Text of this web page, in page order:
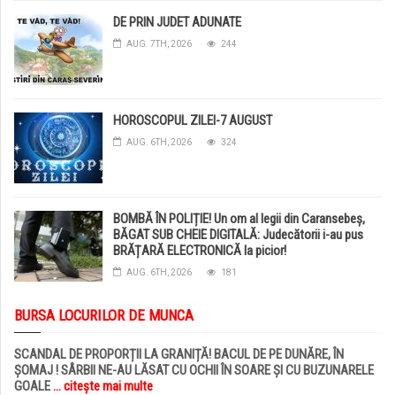
DE PRIN JUDET ADUNATE
AUG. 7TH, 2026 244
HOROSCOPUL ZILEI-7 AUGUST
AUG. 6TH, 2026 324
BOMBĂ ÎN POLIȚIE! Un om al legii din Caransebeș,
BĂGAT SUB CHEIE DIGITALĂ: Judecătorii i-au pus
BRĂȚARĂ ELECTRONICĂ la picior!
AUG. 6TH, 2026 181
BURSA LOCURILOR DE MUNCA
SCANDAL DE PROPORȚII LA GRANIȚĂ! BACUL DE PE DUNĂRE, ÎN
ȘOMAJ ! SÂRBII NE-AU LĂSAT CU OCHII ÎN SOARE ȘI CU BUZUNARELE
GOALE... citește mai multe